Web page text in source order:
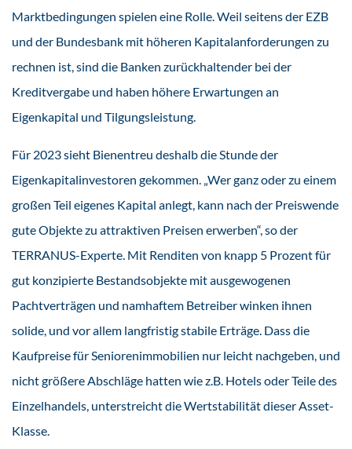
Marktbedingungen spielen eine Rolle. Weil seitens der EZB
und der Bundesbank mit höheren Kapitalanforderungen zu
rechnen ist, sind die Banken zurückhaltender bei der
Kreditvergabe und haben höhere Erwartungen an
Eigenkapital und Tilgungsleistung.
Für 2023 sieht Bienentreu deshalb die Stunde der
Eigenkapitalinvestoren gekommen. „Wer ganz oder zu einem
großen Teil eigenes Kapital anlegt, kann nach der Preiswende
gute Objekte zu attraktiven Preisen erwerben“, so der
TERRANUS-Experte. Mit Renditen von knapp 5 Prozent für
gut konzipierte Bestandsobjekte mit ausgewogenen
Pachtverträgen und namhaftem Betreiber winken ihnen
solide, und vor allem langfristig stabile Erträge. Dass die
Kaufpreise für Seniorenimmobilien nur leicht nachgeben, und
nicht größere Abschläge hatten wie z.B. Hotels oder Teile des
Einzelhandels, unterstreicht die Wertstabilität dieser Asset-
Klasse.